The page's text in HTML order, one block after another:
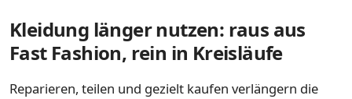
Kleidung länger nutzen: raus aus
Fast Fashion, rein in Kreisläufe
Reparieren, teilen und gezielt kaufen verlängern die